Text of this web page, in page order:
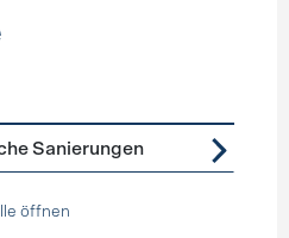
Sanierungen
öffnen